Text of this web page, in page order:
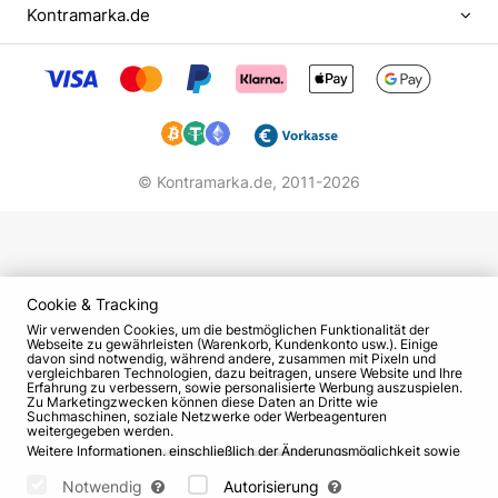
zukünftigen Stars wurde er von der Universität
verwiesen.
Der Wunsch, Schauspieler zu werden, war
unglaublich stark, so dass Porechenkov erneut
Unterlagen einreichte, dieses Mal an der Akademie
der Theaterkünste in Leningrad. Er wurde in den
erhielt das begehrte Diplom.
Der Beginn seiner Karriere
Der Ausgangspunkt für den frisch gebackenen
Schauspieler war das Theater "Am Krjukow-Kanal".
Nach einiger Zeit wechselte Porechenkov in die
Truppe des Lensovet-Dramatheaters. Hier
sammelte er die notwendigen Erfahrungen, die ihm
Kontramarka.de
© Kontramarka.de, 2011-2026
Cookie & Tracking
Wir verwenden Cookies, um die bestmöglichen Funktionalität der
Webseite zu gewährleisten (Warenkorb, Kundenkonto usw.). Einige
davon sind notwendig, während andere, zusammen mit Pixeln und
vergleichbaren Technologien, dazu beitragen, unsere Website und Ihre
Erfahrung zu verbessern, sowie personalisierte Werbung auszuspielen.
Zu Marketingzwecken können diese Daten an Dritte wie
Suchmaschinen, soziale Netzwerke oder Werbeagenturen
weitergegeben werden.
Weitere Informationen, einschließlich der Änderungsmöglichkeit sowie
Bitte wählen Sie unten aus, welche Cookies gesetzt werden können
Notwendig Autorisierung